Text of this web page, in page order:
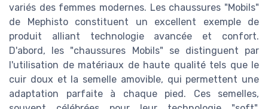
variés des femmes modernes. Les chaussures "Mobils"
de Mephisto constituent un excellent exemple de
produit alliant technologie avancée et confort.
D'abord, les "chaussures Mobils" se distinguent par
l'utilisation de matériaux de haute qualité tels que le
cuir doux et la semelle amovible, qui permettent une
adaptation parfaite à chaque pied. Ces semelles,